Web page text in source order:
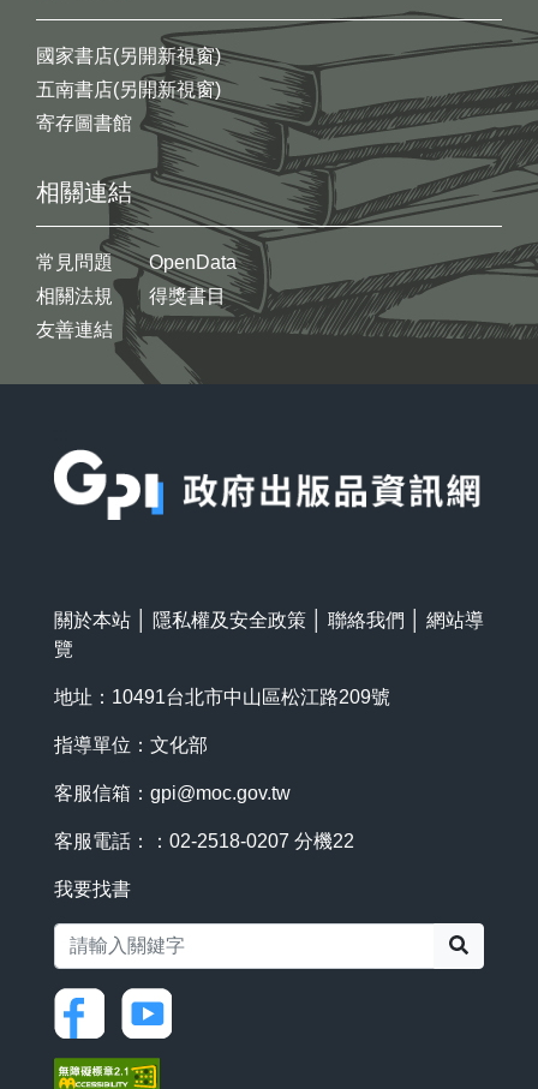
國家書店(另開新視窗)
五南書店(另開新視窗)
寄存圖書館
相關連結
常見問題
相關法規
友善連結
OpenData
得獎書目
關於本站 隱私權及安全政策 聯絡我們
網站導
覽
地址：10491台北市中山區松江路209號
指導單位：文化部
客服信箱： gpi@moc.gov.tw
客服電話：：02-2518-0207 分機22
我要找書